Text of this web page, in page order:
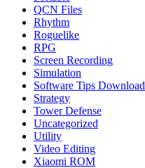
QCN Files
Rhythm
Roguelike
RPG
Screen Recording
Simulation
Software Tips Download
Strategy
Tower Defense
Uncategorized
Utility
Video Editing
Xiaomi ROM